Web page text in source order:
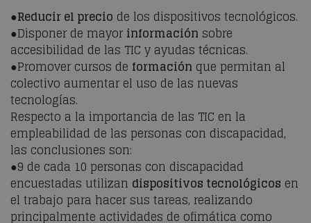
●Reducir el precio de los dispositivos tecnológicos.
●Disponer de mayorinformación sobre
accesibilidad de las TIC y ayudas técnicas.
●Promover cursos de formación que permitan al
colectivo aumentar el uso de las nuevas
tecnologías.
Respecto a la importancia de las TIC en la
empleabilidad de las personas con discapacidad,
las conclusiones son:
●9 de cada 10 personas con discapacidad
encuestadas utilizan dispositivos tecnológicos en
el trabajo para hacer sus tareas, realizando
principalmente actividades de ofimática como